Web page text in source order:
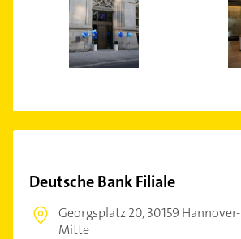
Deutsche Bank Filiale
Georgsplatz 20,30159 Hannover-
Mitte